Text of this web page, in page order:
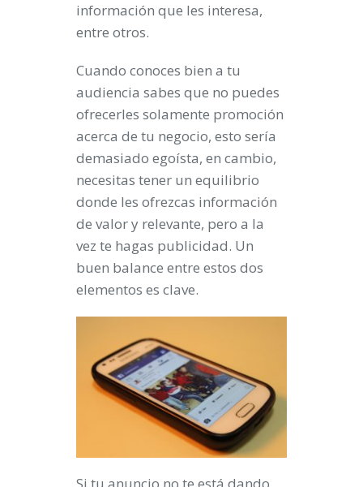
información que les interesa,
entre otros.
Cuando conoces bien a tu
audiencia sabes que no puedes
ofrecerles solamente promoción
acerca de tu negocio, esto sería
demasiado egoísta, en cambio,
necesitas tener un equilibrio
donde les ofrezcas información
de valor y relevante, pero a la
vez te hagas publicidad. Un
buen balance entre estos dos
elementos es clave.
Si tu anuncio no te está dando